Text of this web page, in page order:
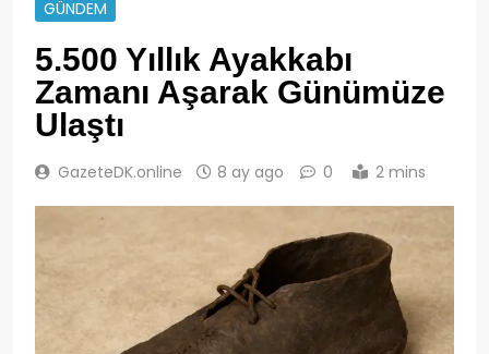
GÜNDEM
5.500 Yıllık Ayakkabı
Zamanı Aşarak Günümüze
Ulaştı
GazeteDK.online 8 ay ago 0 2 mins